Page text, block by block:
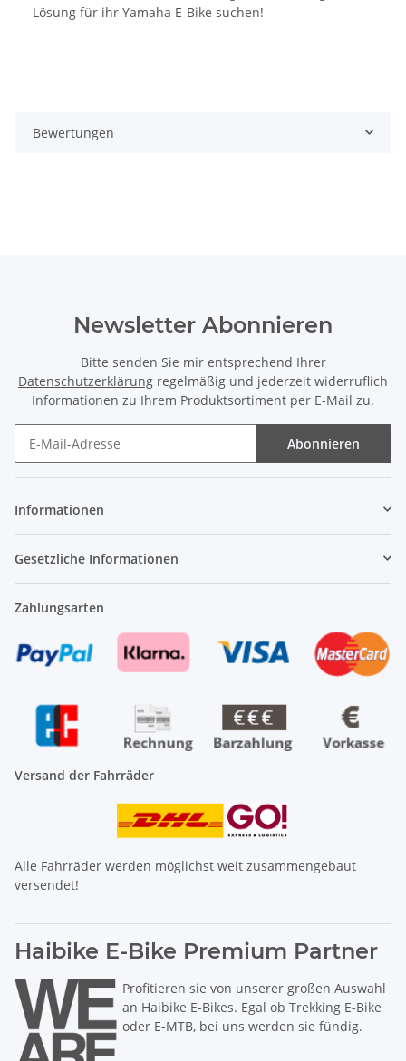
Lösung für ihr Yamaha E-Bike suchen!
Bewertungen
Newsletter Abonnieren
Bitte senden Sie mir entsprechend Ihrer
Datenschutzerklärung regelmäßig und jederzeit widerruflich
Informationen zu Ihrem Produktsortiment per E-Mail zu.
Abonnieren
Informationen
Gesetzliche Informationen
Zahlungsarten
Versand der Fahrräder
Alle Fahrräder werden möglichst weit zusammengebaut
versendet!
Haibike E-Bike Premium Partner
Profitieren sie von unserer großen Auswahl
an Haibike E-Bikes. Egal ob Trekking E-Bike
oder E-MTB, bei uns werden sie fündig.